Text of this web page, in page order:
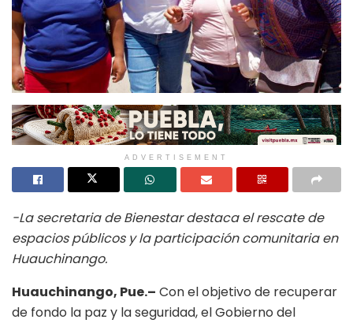
ADVERTISEMENT
-La secretaria de Bienestar destaca el rescate de
espacios públicos y la participación comunitaria en
Huauchinango.
Huauchinango, Pue.– Con el objetivo de recuperar
de fondo la paz y la seguridad, el Gobierno del